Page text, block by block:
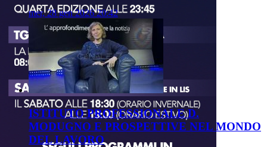
mer, 28 gen 2026 20:42
ISTITUTO PROFESSIONALE D.
MODUGNO E PROSPETTIVE NEL MONDO
DEL LAVORO